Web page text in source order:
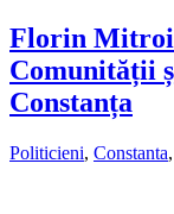
Florin
Comunității
Constanța
Politicieni, Constanta,